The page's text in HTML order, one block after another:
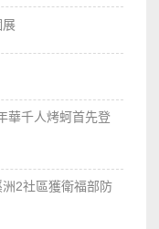
華千人烤蚵首先登
2社區獲衛福部防